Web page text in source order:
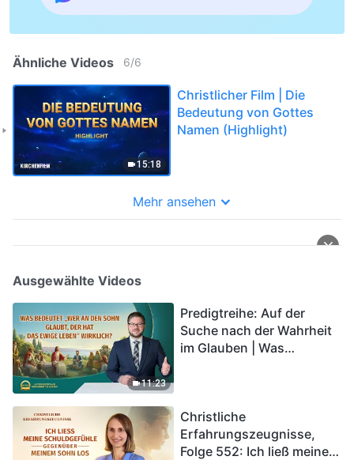
Ähnliche Videos 6/6
15:18
Christlicher Film | Die
Bedeutung von Gottes
Namen (Highlight)
Mehr ansehen
Ausgewählte Videos
11:23
Predigtreihe: Auf der
Suche nach der Wahrheit
im Glauben | Was
Christliche
Erfahrungszeugnisse,
Folge 552: Ich ließ meine